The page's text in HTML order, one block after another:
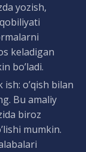
yozish,
keladigan
bo’ladi.
ish: o’qish bilan
Bu amaliy
biroz
mumkin.